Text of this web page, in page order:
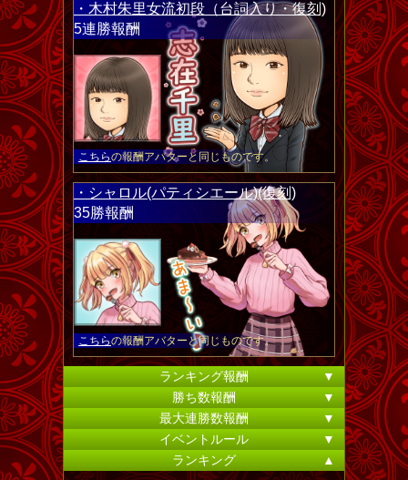
・木村朱里女流初段（台詞入り・復刻)
5連勝報酬
こちらの報酬アバターと同じものです。
・シャロル(パティシエール)(復刻)
35勝報酬
こちらの報酬アバターと同じものです。
ランキング報酬
▼
勝ち数報酬
▼
最大連勝数報酬
▼
イベントルール
▼
ランキング
▲